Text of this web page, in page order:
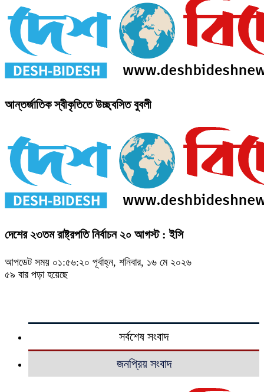
আন্তর্জাতিক স্বীকৃতিতে উচ্ছ্বসিত বুবলী
দেশের ২৩তম রাষ্ট্রপতি নির্বাচন ২০ আগস্ট : ইসি
আপডেট সময় ০১:৫৬:২০ পূর্বাহ্ন, শনিবার, ১৬ মে ২০২৬
৫৯ বার পড়া হয়েছে
সর্বশেষ সংবাদ
জনপ্রিয় সংবাদ